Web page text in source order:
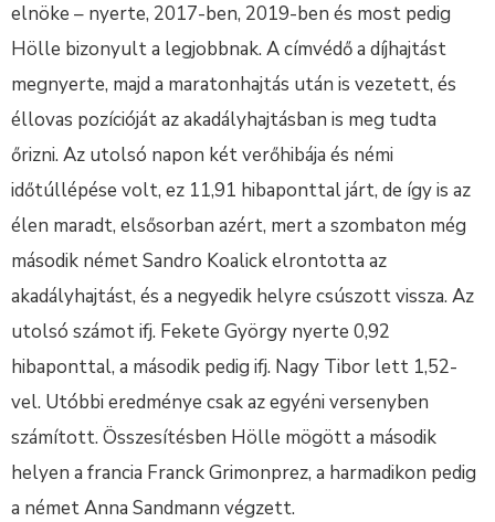
elnöke – nyerte, 2017-ben, 2019-ben és most pedig
Hölle bizonyult a legjobbnak. A címvédő a díjhajtást
megnyerte, majd a maratonhajtás után is vezetett, és
éllovas pozícióját az akadályhajtásban is meg tudta
őrizni. Az utolsó napon két verőhibája és némi
időtúllépése volt, ez 11,91 hibaponttal járt, de így is az
élen maradt, elsősorban azért, mert a szombaton még
második német Sandro Koalick elrontotta az
akadályhajtást, és a negyedik helyre csúszott vissza. Az
utolsó számot ifj. Fekete György nyerte 0,92
hibaponttal, a második pedig ifj. Nagy Tibor lett 1,52-
vel. Utóbbi eredménye csak az egyéni versenyben
számított. Összesítésben Hölle mögött a második
helyen a francia Franck Grimonprez, a harmadikon pedig
a német Anna Sandmann végzett.